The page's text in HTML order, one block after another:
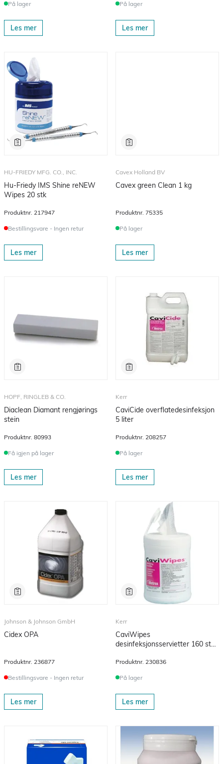
På lager
Les mer
På lager
Les mer
HU-FRIEDY MFG. CO., INC.
Hu-Friedy IMS Shine reNEW
Wipes 20 stk
Produktnr. 217947
Bestillingsvare - Ingen retur
Les mer
Cavex Holland BV
Cavex green Clean 1 kg
Produktnr. 75335
På lager
Les mer
HOPF, RINGLEB & CO.
Diaclean Diamant rengjørings
stein
Produktnr. 80993
Få igjen på lager
Les mer
Kerr
CaviCide overflatedesinfeksjon
5 liter
Produktnr. 208257
På lager
Les mer
Johnson & Johnson GmbH
Cidex OPA
Produktnr. 236877
Bestillingsvare - Ingen retur
Les mer
Kerr
CaviWipes
desinfeksjonsservietter 160 stk
Produktnr. 230836
På lager
Les mer